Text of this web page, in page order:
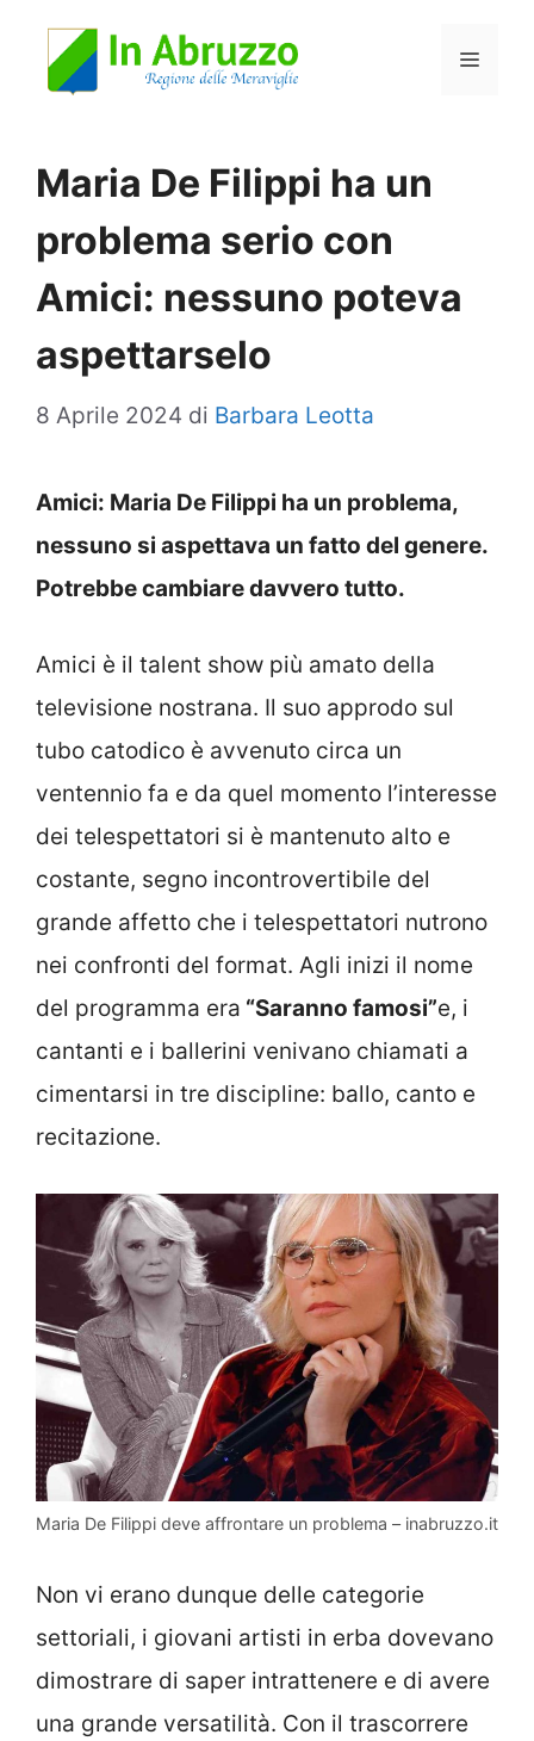
Menu
Maria De Filippi ha un
problema serio con
Amici: nessuno poteva
aspettarselo
8 Aprile 2024 di Barbara Leotta
Amici: Maria De Filippi ha un problema,
nessuno si aspettava un fatto del genere.
Potrebbe cambiare davvero tutto.
Amici è il talent show più amato della
televisione nostrana. Il suo approdo sul
tubo catodico è avvenuto circa un
ventennio fa e da quel momento l’interesse
dei telespettatori si è mantenuto alto e
costante, segno incontrovertibile del
grande affetto che i telespettatori nutrono
nei confronti del format. Agli inizi il nome
del programma era “Saranno famosi”e, i
cantanti e i ballerini venivano chiamati a
cimentarsi in tre discipline: ballo, canto e
recitazione.
Maria De Filippi deve affrontare un problema – inabruzzo.it
Non vi erano dunque delle categorie
settoriali, i giovani artisti in erba dovevano
dimostrare di saper intrattenere e di avere
una grande versatilità. Con il trascorrere